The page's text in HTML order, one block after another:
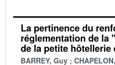
La pertinence du
réglementation de la
de la petite hôtellerie
BARREY, Guy